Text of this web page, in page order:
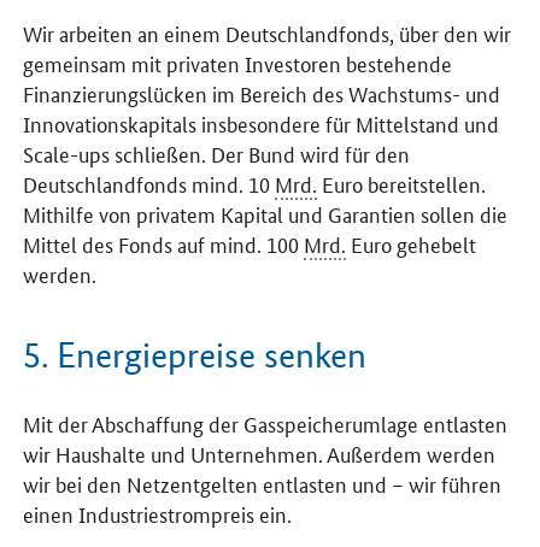
Wir arbeiten an einem Deutschlandfonds, über den wir
gemeinsam mit privaten Investoren bestehende
Finanzierungslücken im Bereich des Wachstums- und
Innovationskapitals insbesondere für Mittelstand und
Scale-ups schließen. Der Bund wird für den
Deutschlandfonds mind. 10 Mrd. Euro bereitstellen.
Mithilfe von privatem Kapital und Garantien sollen die
Mittel des Fonds auf mind. 100 Mrd. Euro gehebelt
werden.
5. Energiepreise senken
Mit der Abschaffung der Gasspeicherumlage entlasten
wir Haushalte und Unternehmen. Außerdem werden
wir bei den Netzentgelten entlasten und – wir führen
einen Industriestrompreis ein.